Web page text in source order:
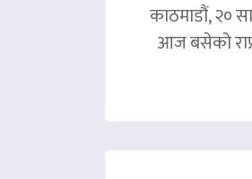
काठमाडौं, २०
आज बसेको